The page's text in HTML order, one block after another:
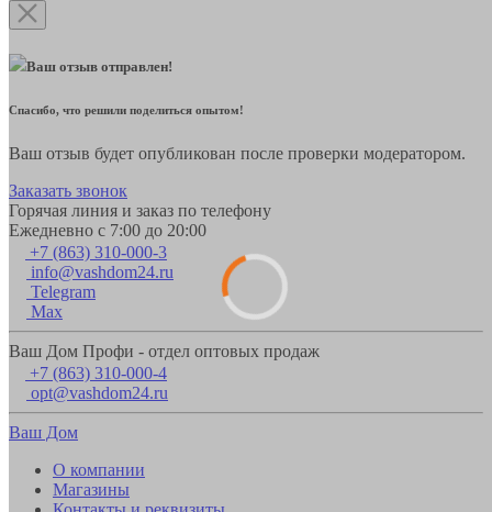
Ваш отзыв отправлен!
Спасибо, что решили поделиться опытом!
Ваш отзыв будет опубликован после проверки модератором.
Заказать звонок
Горячая линия и заказ по телефону
Ежедневно с 7:00 до 20:00
+7 (863) 310-000-3
info@vashdom24.ru
Telegram
Max
Ваш Дом Профи - отдел оптовых продаж
+7 (863) 310-000-4
opt@vashdom24.ru
Ваш Дом
О компании
Магазины